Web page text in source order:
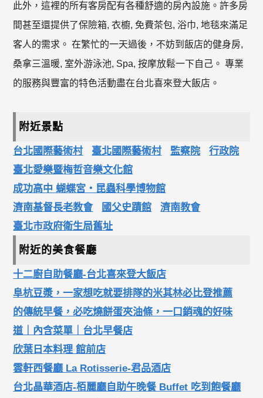
此外，這裡的所有客房配有各種舒適的房內設施。許多房
間甚至還提供了保險箱, 衣櫥, 免費茶包, 浴巾, 地毯來滿足
客人的需求。 在繁忙的一天過後，不妨到飯店的健身房,
桑拿三溫暖, 室外游泳池, Spa, 按摩放鬆一下自己。 專業
的服務與豐富的特色活動盡在台北喜來登大飯店。
附近景點
台北國際藝術村 臺北國際藝術村 監察院
行政院
臺北愛樂暨梅哲音樂文化館
成功高中 蝴蝶宮‧昆蟲科學博物館
濟南基督長老教會
國父史蹟館
濟南教會
臺北市政府衛生局舊址
附近的美食餐廳
十二廚自助餐廳-台北喜來登大飯店
阜杭豆漿，一家想吃就要排隊的米其林必比登推薦
的傳統早餐，必吃燒餅蛋夾油條，一口銷魂的好味
道｜內含菜單｜台北早餐店
欣葉日本料理 館前店
雲軒西餐廳 La Rotisserie-君品酒店
台北晶華酒店-栢麗廳自助午晚餐 Buffet 吃到飽餐廳